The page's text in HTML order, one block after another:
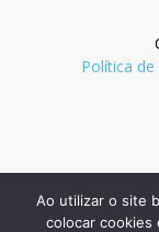
Política de
Ao utilizar o site
colocar cookies